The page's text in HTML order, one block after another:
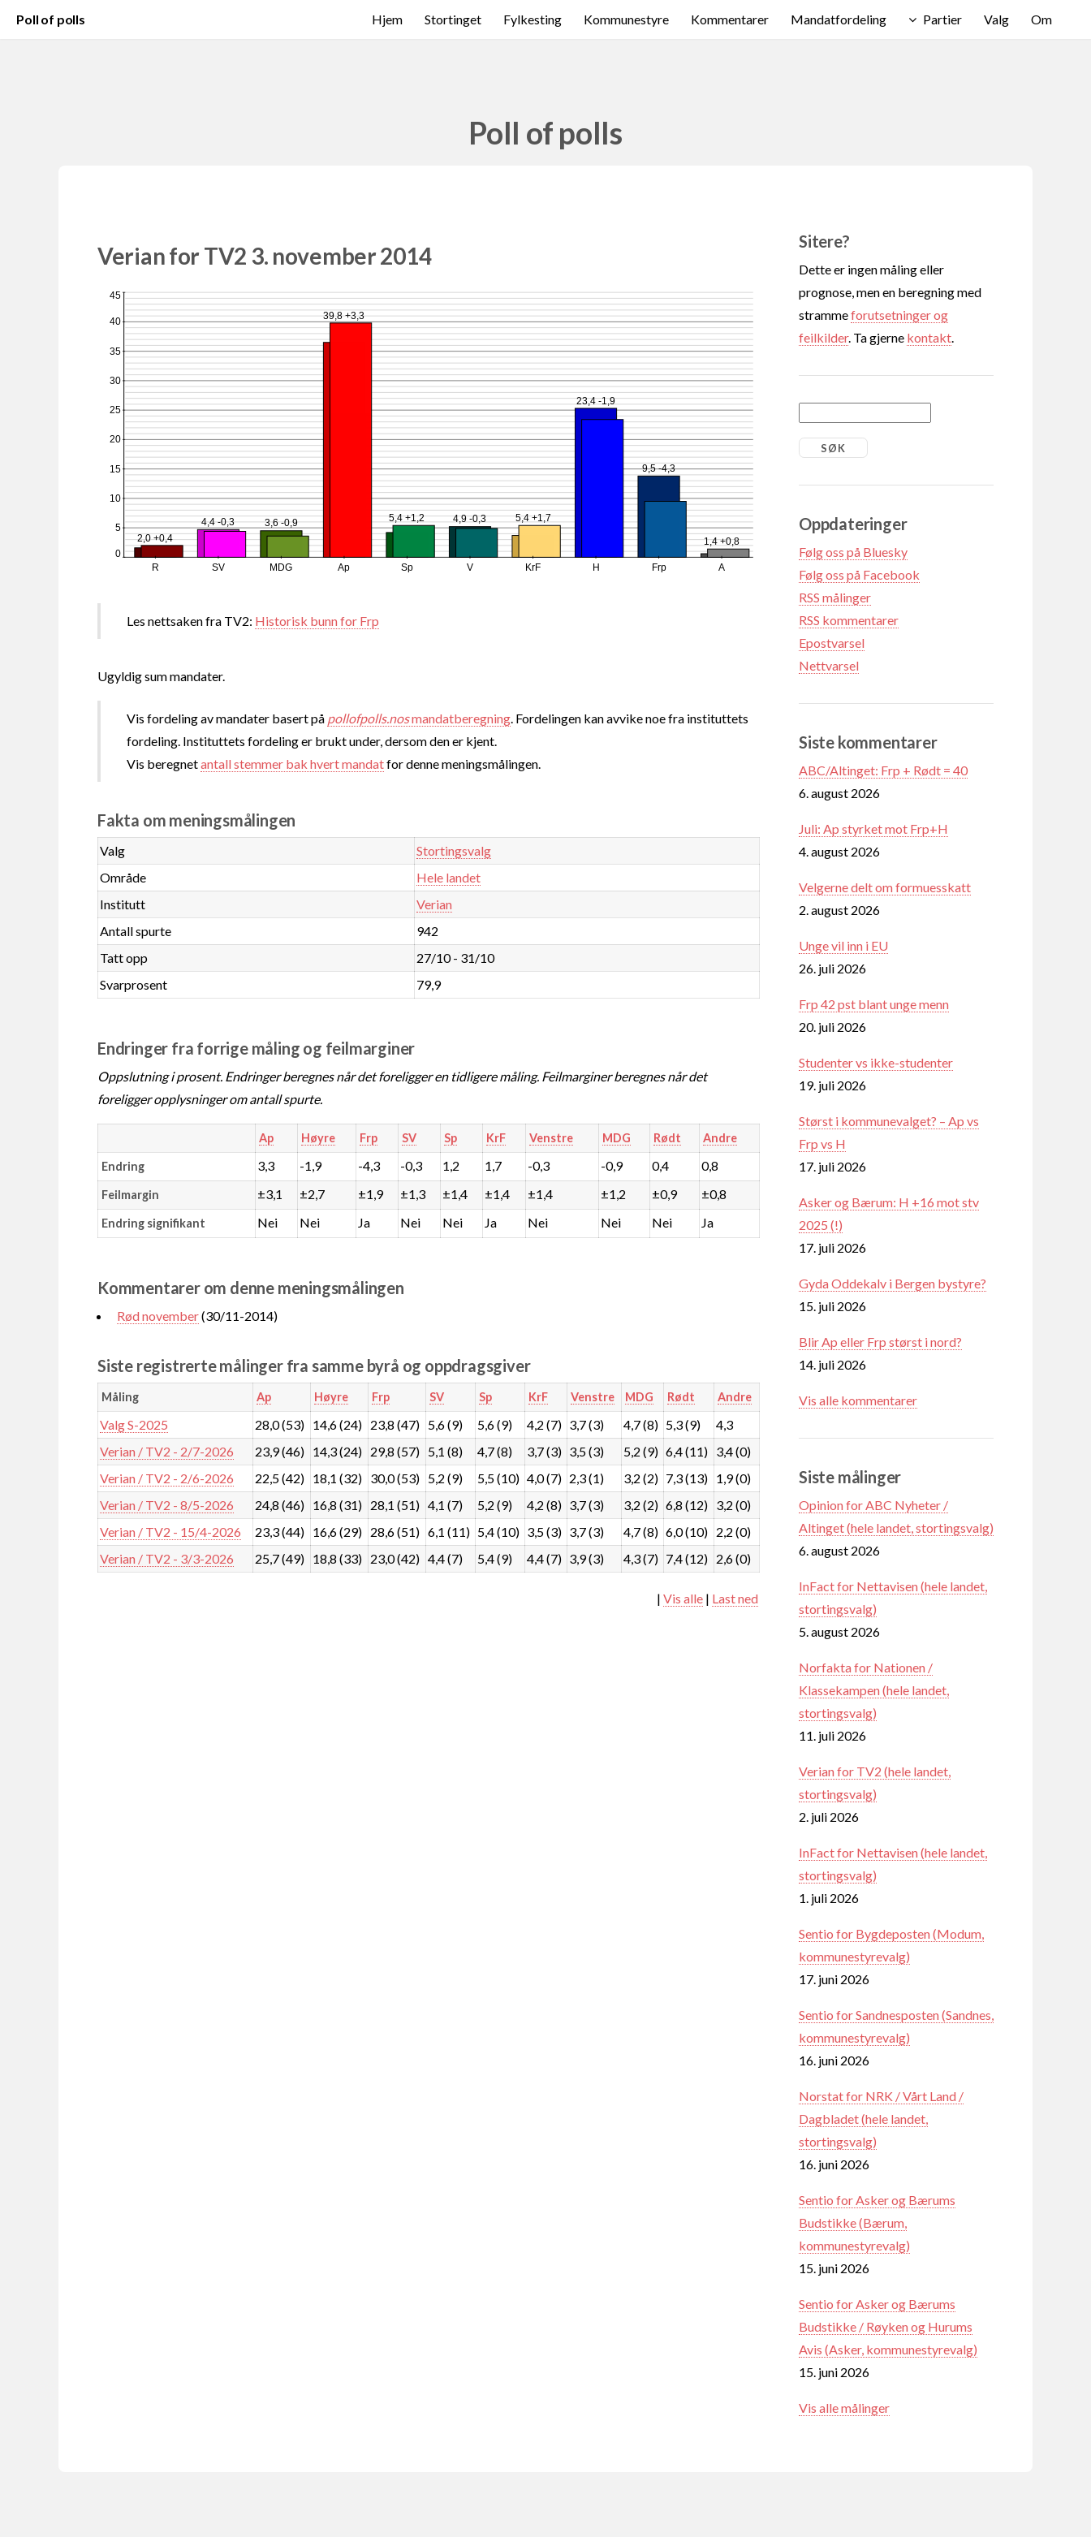
Poll of polls Hjem Stortinget Fylkesting Kommunestyre Kommentarer Mandatfordeling Partier Valg Om
Poll of polls
Verian for TV2 3. november 2014
2,0 +0,4
4,4 -0,3 3,6 -0,9
39,8 +3,3
5,4 +1,2 4,9 -0,3 5,4 +1,7
23,4 -1,9
9,5 -4,3
1,4 +0,8
R SV MDG Ap Sp V KrF H Frp A
0
5
10
15
20
25
30
35
40
45
Les nettsaken fra TV2: Historisk bunn for Frp
Ugyldig sum mandater.
Vis fordeling av mandater basert på pollofpolls.nosmandatberegning. Fordelingen kan avvike noe fra instituttets
fordeling. Instituttets fordeling er brukt under, dersom den er kjent.
Vis beregnetantall stemmer bak hvert mandatfor denne meningsmålingen.
Fakta om meningsmålingen
Valg
Stortingsvalg
Område
Hele landet
Institutt
Verian
Antall spurte
942
Tatt opp
27/10 - 31/10
Svarprosent
79,9
Endringer fra forrige måling og feilmarginer
Oppslutning i prosent. Endringer beregnes når det foreligger en tidligere måling. Feilmarginer beregnes når det
foreligger opplysninger om antall spurte.
Ap Høyre Frp SV Sp KrF Venstre MDG Rødt Andre
Endring 3,3 -1,9 -4,3 -0,3 1,2 1,7 -0,3 -0,9 0,4 0,8
Feilmargin ±3,1 ±2,7 ±1,9 ±1,3 ±1,4 ±1,4 ±1,4 ±1,2 ±0,9 ±0,8
Endring signifikant Nei Nei Ja Nei Nei Ja Nei Nei Nei Ja
Kommentarer om denne meningsmålingen
Rød november(30/11-2014)
Siste registrerte målinger fra samme byrå og oppdragsgiver
Måling Ap Høyre Frp SV Sp KrF Venstre MDG Rødt Andre
Valg S-2025 28,0 (53) 14,6 (24) 23,8 (47) 5,6 (9) 5,6 (9) 4,2 (7) 3,7 (3) 4,7 (8) 5,3 (9)
4,3
Verian / TV2 - 2/7-2026
23,9 (46) 14,3 (24) 29,8 (57) 5,1 (8) 4,7 (8) 3,7 (3) 3,5 (3) 5,2 (9) 6,4 (11) 3,4 (0)
Verian / TV2 - 2/6-2026
22,5 (42) 18,1 (32) 30,0 (53) 5,2 (9) 5,5 (10) 4,0 (7) 2,3 (1) 3,2 (2) 7,3 (13) 1,9 (0)
Verian / TV2 - 8/5-2026
24,8 (46) 16,8 (31) 28,1 (51) 4,1 (7) 5,2 (9) 4,2 (8) 3,7 (3) 3,2 (2) 6,8 (12) 3,2 (0)
Verian / TV2 - 15/4-2026
23,3 (44) 16,6 (29) 28,6 (51) 6,1 (11) 5,4 (10) 3,5 (3) 3,7 (3) 4,7 (8) 6,0 (10) 2,2 (0)
Verian / TV2 - 3/3-2026
25,7 (49) 18,8 (33) 23,0 (42) 4,4 (7) 5,4 (9) 4,4 (7) 3,9 (3) 4,3 (7) 7,4 (12) 2,6 (0)
| Vis alle| Last ned
Sitere?
Dette er ingen måling eller
prognose, men en beregning med
strammeforutsetninger og
feilkilder. Ta gjerne kontakt
Oppdateringer
Følg oss på Bluesky
Følg oss på Facebook
RSS målinger
RSS kommentarer
Epostvarsel
Nettvarsel
Siste kommentarer
ABC/Altinget: Frp + Rødt = 40
6. august 2026
Juli: Ap styrket mot Frp+H
4. august 2026
Velgerne delt om formuesskatt
2. august 2026
Unge vil inn i EU
26. juli 2026
Frp 42 pst blant unge menn
20. juli 2026
Studenter vs ikke-studenter
19. juli 2026
Størst i kommunevalget? – Ap vs
Frp vs H
17. juli 2026
Asker og Bærum: H +16 mot stv
2025 (!)
17. juli 2026
Gyda Oddekalv i Bergen bystyre?
15. juli 2026
Blir Ap eller Frp størst i nord?
14. juli 2026
Vis alle kommentarer
Siste målinger
Opinion for ABC Nyheter /
Altinget (hele landet, stortingsvalg)
6. august 2026
InFact for Nettavisen (hele landet,
stortingsvalg)
5. august 2026
Norfakta for Nationen /
Klassekampen (hele landet,
stortingsvalg)
11. juli 2026
Verian for TV2 (hele landet,
stortingsvalg)
2. juli 2026
InFact for Nettavisen (hele landet,
stortingsvalg)
1. juli 2026
Sentio for Bygdeposten (Modum,
kommunestyrevalg)
17. juni 2026
Sentio for Sandnesposten (Sandnes,
kommunestyrevalg)
16. juni 2026
Norstat for NRK / Vårt Land /
Dagbladet (hele landet,
stortingsvalg)
16. juni 2026
Sentio for Asker og Bærums
Budstikke (Bærum,
kommunestyrevalg)
15. juni 2026
Sentio for Asker og Bærums
Budstikke / Røyken og Hurums
Avis (Asker, kommunestyrevalg)
15. juni 2026
Vis alle målinger